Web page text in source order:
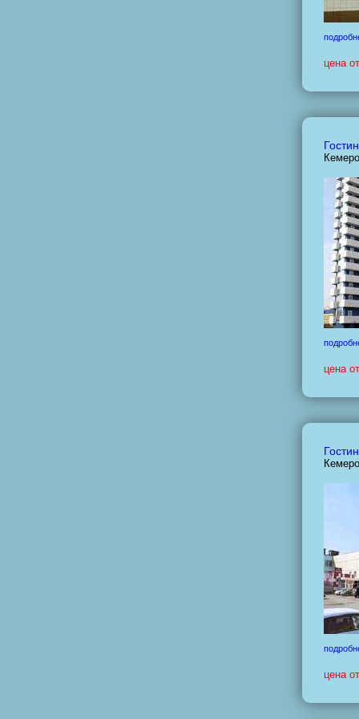
цена
цена
цена